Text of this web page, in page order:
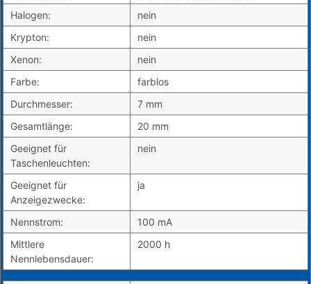
Halogen:
nein
Krypton:
nein
Xenon:
nein
Farbe:
farblos
Durchmesser:
7 mm
Gesamtlänge:
20 mm
Geeignet für
Taschenleuchten:
nein
Geeignet für
Anzeigezwecke:
ja
Nennstrom:
100 mA
Mittlere
Nennlebensdauer:
2000 h